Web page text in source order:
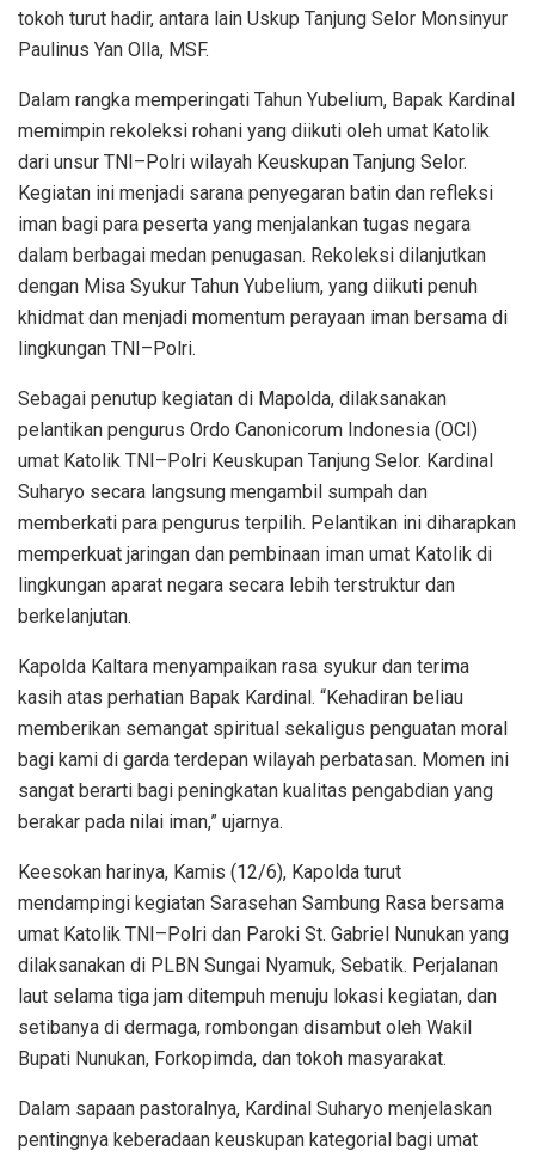
tokoh turut hadir, antara lain Uskup Tanjung Selor Monsinyur
Paulinus Yan Olla, MSF.
Dalam rangka memperingati Tahun Yubelium, Bapak Kardinal
memimpin rekoleksi rohani yang diikuti oleh umat Katolik
dari unsur TNI–Polri wilayah Keuskupan Tanjung Selor.
Kegiatan ini menjadi sarana penyegaran batin dan refleksi
iman bagi para peserta yang menjalankan tugas negara
dalam berbagai medan penugasan. Rekoleksi dilanjutkan
dengan Misa Syukur Tahun Yubelium, yang diikuti penuh
khidmat dan menjadi momentum perayaan iman bersama di
lingkungan TNI–Polri.
Sebagai penutup kegiatan di Mapolda, dilaksanakan
pelantikan pengurus Ordo Canonicorum Indonesia (OCI)
umat Katolik TNI–Polri Keuskupan Tanjung Selor. Kardinal
Suharyo secara langsung mengambil sumpah dan
memberkati para pengurus terpilih. Pelantikan ini diharapkan
memperkuat jaringan dan pembinaan iman umat Katolik di
lingkungan aparat negara secara lebih terstruktur dan
berkelanjutan.
Kapolda Kaltara menyampaikan rasa syukur dan terima
kasih atas perhatian Bapak Kardinal. “Kehadiran beliau
memberikan semangat spiritual sekaligus penguatan moral
bagi kami di garda terdepan wilayah perbatasan. Momen ini
sangat berarti bagi peningkatan kualitas pengabdian yang
berakar pada nilai iman,” ujarnya.
Keesokan harinya, Kamis (12/6), Kapolda turut
mendampingi kegiatan Sarasehan Sambung Rasa bersama
umat Katolik TNI–Polri dan Paroki St. Gabriel Nunukan yang
dilaksanakan di PLBN Sungai Nyamuk, Sebatik. Perjalanan
laut selama tiga jam ditempuh menuju lokasi kegiatan, dan
setibanya di dermaga, rombongan disambut oleh Wakil
Bupati Nunukan, Forkopimda, dan tokoh masyarakat.
Dalam sapaan pastoralnya, Kardinal Suharyo menjelaskan
pentingnya keberadaan keuskupan kategorial bagi umat